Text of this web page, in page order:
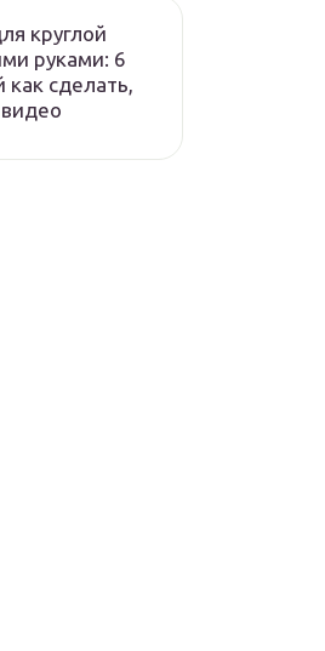
круглой
руками: 6
как сделать,